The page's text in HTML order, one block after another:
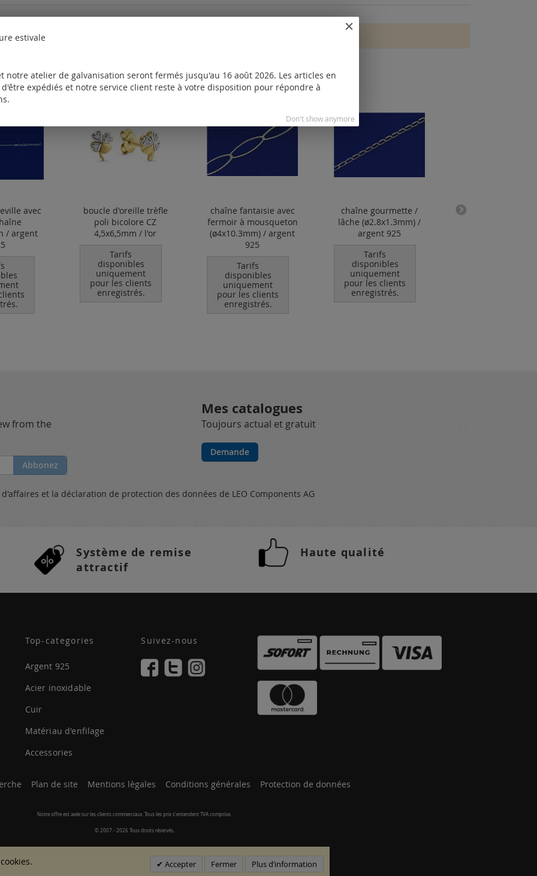
questions. Veuillez
commandé les produits suivants
avec
/ argent
boucle d'oreille trèfle
poli bicolore CZ
4,5x6,5mm / l'or
Tarifs
disponibles
uniquement
pour les clients
enregistrés.
chaîne fantaisie avec
fermoir à mousqueton
(ø4x10.3mm) / argent
925
Tarifs
disponibles
uniquement
pour les clients
enregistrés.
chaîne gourmette /
lâche (ø2.8x1.3mm) /
argent 925
Tarifs
disponibles
uniquement
pour les clients
enregistrés.
cordon en coton
from the
Abbonez
Mes catalogues
Toujours actual et gratuit
Demande
d'affaires et la déclaration de protection des données de LEO Components AG
Système de remise
attractif
Haute qualité
Top-categories
Argent 925
Acier inoxidable
Cuir
Matériau d'enfilage
Accessories
Suivez-nous
Plan de site Mentions lègales Conditions générales Protection de données
Notre offre est axée sur les clients commerciaux. Tous les prix s'entendent TVA comprise.
© 2007 - 2026 Tous droits réservés.
Accepter Fermer Plus d’information
estivale
notre atelier de galvanisation seront fermés jusqu'au 16 août 2026. Les articles en
expédiés et notre service client reste à votre disposition pour répondre à
Don't show anymore